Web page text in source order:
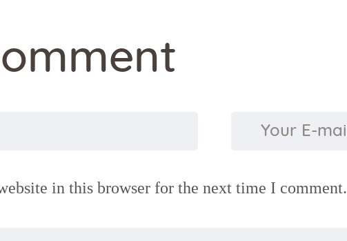
in this browser for the next time I comment.